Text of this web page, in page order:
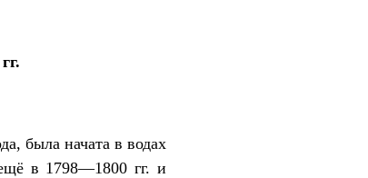
была начата в водах
в 1798—1800 гг. и